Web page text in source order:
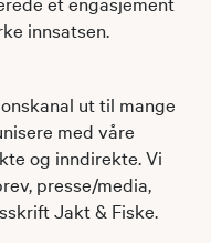
innsatsen.
ut til mange
med våre
og inndirekte. Vi
presse/media,
Jakt & Fiske.